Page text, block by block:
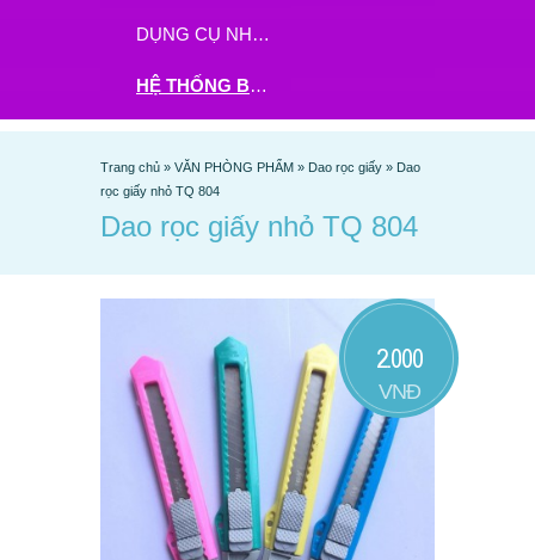
DỤNG CỤ NHÀ BẾP
HỆ THỐNG BHX - TGDĐ ĐẶT HÀNG TẠI ĐÂY
Trang chủ » VĂN PHÒNG PHẨM » Dao rọc giấy » Dao
rọc giấy nhỏ TQ 804
Dao rọc giấy nhỏ TQ 804
2.000
VNĐ